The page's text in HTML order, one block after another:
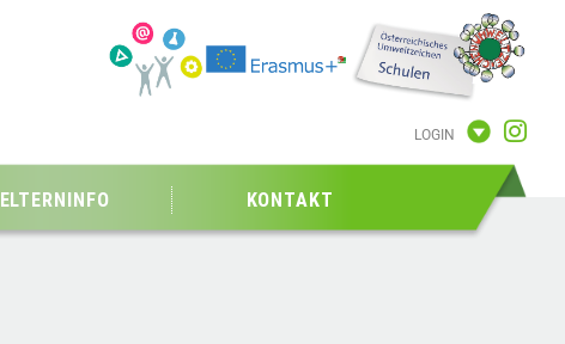
LOGIN
ELTERNINFO KONTAKT